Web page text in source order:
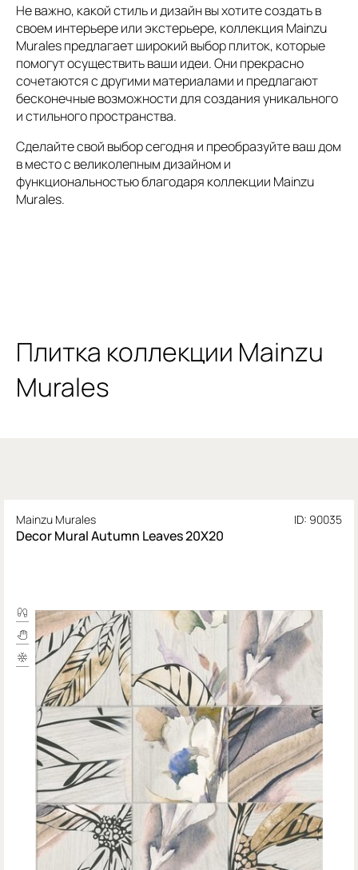
Не важно, какой стиль и дизайн вы хотите создать в
своем интерьере или экстерьере, коллекция Mainzu
Murales предлагает широкий выбор плиток, которые
помогут осуществить ваши идеи. Они прекрасно
сочетаются с другими материалами и предлагают
бесконечные возможности для создания уникального
и стильного пространства.
Сделайте свой выбор сегодня и преобразуйте ваш дом
в место с великолепным дизайном и
функциональностью благодаря коллекции Mainzu
Murales.
Плитка коллекции Mainzu
Murales
Mainzu Murales ID: 90035
Decor Mural Autumn Leaves 20X20